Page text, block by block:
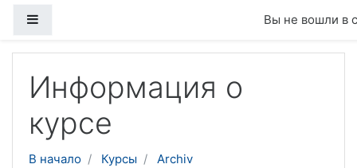
Вы не вошли в
Информация о
курсе
В начало Курсы
Archiv